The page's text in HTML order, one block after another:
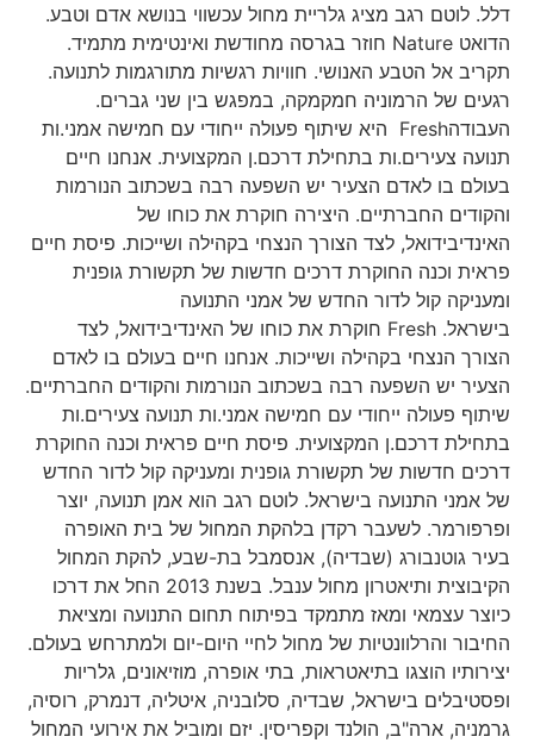
דלל. לוטם רגב מציג גלריית מחול עכשווי בנושא אדם וטבע.
הדואט Nature חוזר בגרסה מחודשת ואינטימית מתמיד.
תקריב אל הטבע האנושי. חוויות רגשיות מתורגמות לתנועה.
רגעים של הרמוניה חמקמקה, במפגש בין שני גברים.
העבודהFresh היא שיתוף פעולה ייחודי עם חמישה אמני.ות
תנועה צעירים.ות בתחילת דרכם.ן המקצועית. אנחנו חיים
בעולם בו לאדם הצעיר יש השפעה רבה בשכתוב הנורמות
והקודים החברתיים. היצירה חוקרת את כוחו של
האינדיבידואל, לצד הצורך הנצחי בקהילה ושייכות. פיסת חיים
פראית וכנה החוקרת דרכים חדשות של תקשורת גופנית
ומעניקה קול לדור החדש של אמני התנועה
בישראל. Fresh חוקרת את כוחו של האינדיבידואל, לצד
הצורך הנצחי בקהילה ושייכות. אנחנו חיים בעולם בו לאדם
הצעיר יש השפעה רבה בשכתוב הנורמות והקודים החברתיים.
שיתוף פעולה ייחודי עם חמישה אמני.ות תנועה צעירים.ות
בתחילת דרכם.ן המקצועית. פיסת חיים פראית וכנה החוקרת
דרכים חדשות של תקשורת גופנית ומעניקה קול לדור החדש
של אמני התנועה בישראל. לוטם רגב הוא אמן תנועה, יוצר
ופרפורמר. לשעבר רקדן בלהקת המחול של בית האופרה
בעיר גוטנבורג (שבדיה), אנסמבל בת-שבע, להקת המחול
הקיבוצית ותיאטרון מחול ענבל. בשנת 2013 החל את דרכו
כיוצר עצמאי ומאז מתמקד בפיתוח תחום התנועה ומציאת
החיבור והרלוונטיות של מחול לחיי היום-יום ולמתרחש בעולם.
יצירותיו הוצגו בתיאטראות, בתי אופרה, מוזיאונים, גלריות
ופסטיבלים בישראל, שבדיה, סלובניה, איטליה, דנמרק, רוסיה,
גרמניה, ארה"ב, הולנד וקפריסין. יזם ומוביל את אירועי המחול